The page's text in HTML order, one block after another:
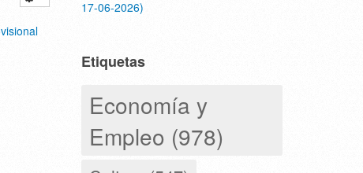
17-06-2026)
Etiquetas
Economía y
Empleo (978)